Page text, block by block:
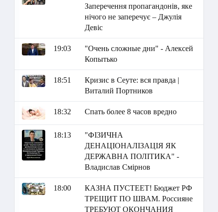
Заперечення пропагандонів, яке
нічого не заперечує – Джулія
Девіс
19:03
"Очень сложные дни" - Алексей
Копытько
18:51
Кризис в Сеуте: вся правда |
Виталий Портников
18:32 Спать более 8 часов вредно
18:13
"ФІЗИЧНА
ДЕНАЦІОНАЛІЗАЦІЯ ЯК
ДЕРЖАВНА ПОЛІТИКА" -
Владислав Смірнов
18:00
КАЗНА ПУСТЕЕТ! Бюджет РФ
ТРЕЩИТ ПО ШВАМ. Россияне
ТРЕБУЮТ ОКОНЧАНИЯ